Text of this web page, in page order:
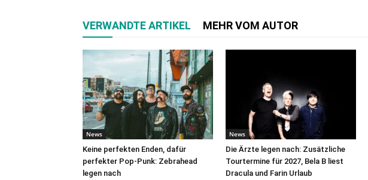
VERWANDTE ARTIKEL MEHR VOM AUTOR
News
Keine perfekten Enden, dafür
perfekter Pop-Punk: Zebrahead
legen nach
News
Die Ärzte legen nach: Zusätzliche
Tourtermine für 2027, Bela B liest
Dracula und Farin Urlaub